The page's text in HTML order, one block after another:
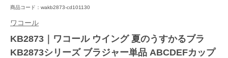
商品コード：wakb2873-cd101130
ワコール
KB2873｜ワコール ウイング 夏のうすかるブラ
KB2873シリーズ ブラジャー単品 ABCDEFカップ